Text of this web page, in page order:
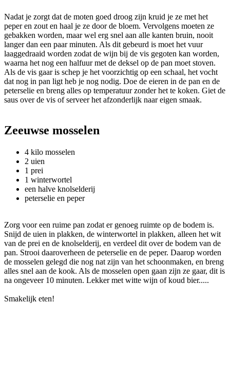
Nadat je zorgt dat de moten goed droog zijn kruid je ze met het
peper en zout en haal je ze door de bloem. Vervolgens moeten ze
gebakken worden, maar wel erg snel aan alle kanten bruin, nooit
langer dan een paar minuten. Als dit gebeurd is moet het vuur
laaggedraaid worden zodat de wijn bij de vis gegoten kan worden,
waarna het nog een halfuur met de deksel op de pan moet stoven.
Als de vis gaar is schep je het voorzichtig op een schaal, het vocht
dat nog in pan ligt heb je nog nodig. Doe de eieren in de pan en de
peterselie en breng alles op temperatuur zonder het te koken. Giet de
saus over de vis of serveer het afzonderlijk naar eigen smaak.
Zeeuwse mosselen
4 kilo mosselen
2 uien
1 prei
1 winterwortel
een halve knolselderij
peterselie en peper
Zorg voor een ruime pan zodat er genoeg ruimte op de bodem is.
Snijd de uien in plakken, de winterwortel in plakken, alleen het wit
van de prei en de knolselderij, en verdeel dit over de bodem van de
pan. Strooi daaroverheen de peterselie en de peper. Daarop worden
de mosselen gelegd die nog nat zijn van het schoonmaken, en breng
alles snel aan de kook. Als de mosselen open gaan zijn ze gaar, dit is
na ongeveer 10 minuten. Lekker met witte wijn of koud bier.....
Smakelijk eten!